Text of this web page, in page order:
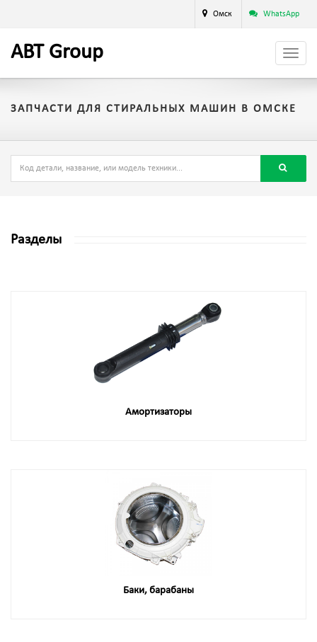
Омск WhatsApp
ABT Group
ЗАПЧАСТИ ДЛЯ СТИРАЛЬНЫХ МАШИН В ОМСКЕ
Разделы
Амортизаторы
Баки, барабаны